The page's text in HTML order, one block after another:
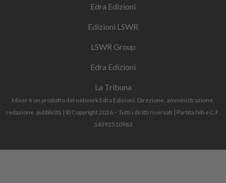
Edra Edizioni
Edizioni LSWR
LSWR Group
Edra Edizioni
La Tribuna
Mixer è un prodotto del network Edra Edizioni. Direzione, amministrazione,
redazione, pubblicità | © Copyright 2026 – Tutti i diritti riservati | Partita IVA e C.F.
14392510963